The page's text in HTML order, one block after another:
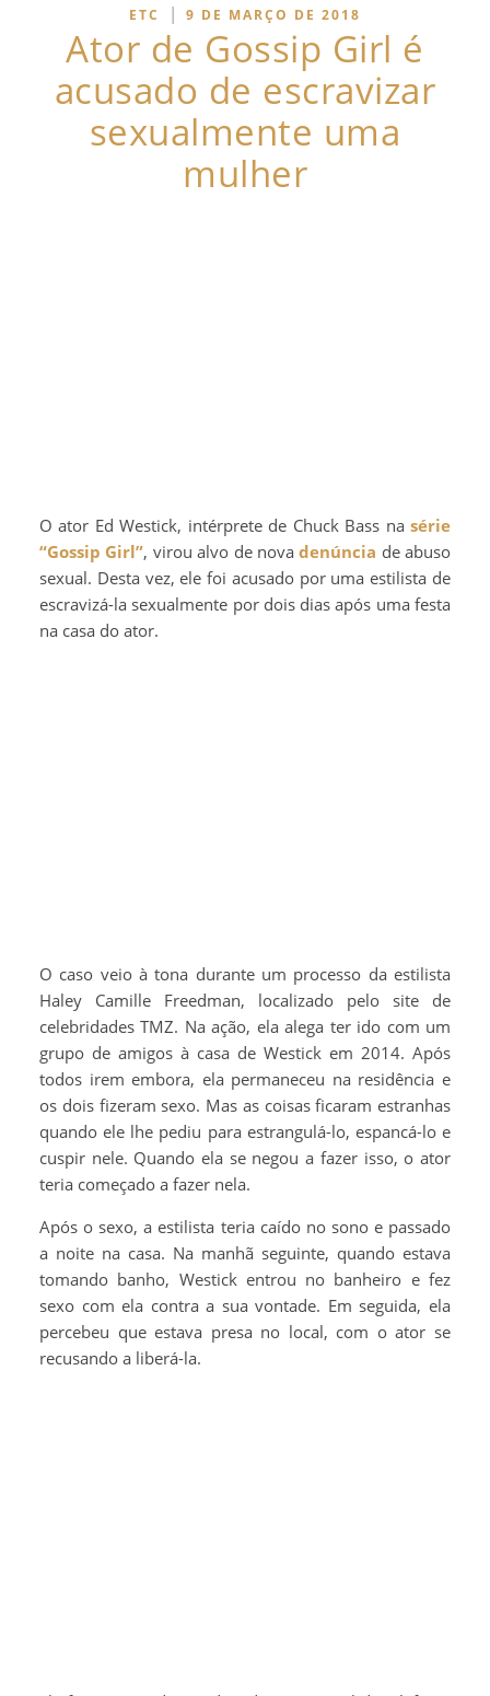
ETC | 9 DE MARÇO DE 2018
Ator de Gossip Girl é
acusado de escravizar
sexualmente uma
mulher
O ator Ed Westick, intérprete de Chuck Bass na série
“Gossip Girl”, virou alvo de novadenúncia de abuso
sexual. Desta vez, ele foi acusado por uma estilista de
escravizá-la sexualmente por dois dias após uma festa
na casa do ator.
O caso veio à tona durante um processo da estilista
Haley Camille Freedman, localizado pelo site de
celebridades TMZ. Na ação, ela alega ter ido com um
grupo de amigos à casa de Westick em 2014. Após
todos irem embora, ela permaneceu na residência e
os dois fizeram sexo. Mas as coisas ficaram estranhas
quando ele lhe pediu para estrangulá-lo, espancá-lo e
cuspir nele. Quando ela se negou a fazer isso, o ator
teria começado a fazer nela.
Após o sexo, a estilista teria caído no sono e passado
a noite na casa. Na manhã seguinte, quando estava
tomando banho, Westick entrou no banheiro e fez
sexo com ela contra a sua vontade. Em seguida, ela
percebeu que estava presa no local, com o ator se
recusando a liberá-la.